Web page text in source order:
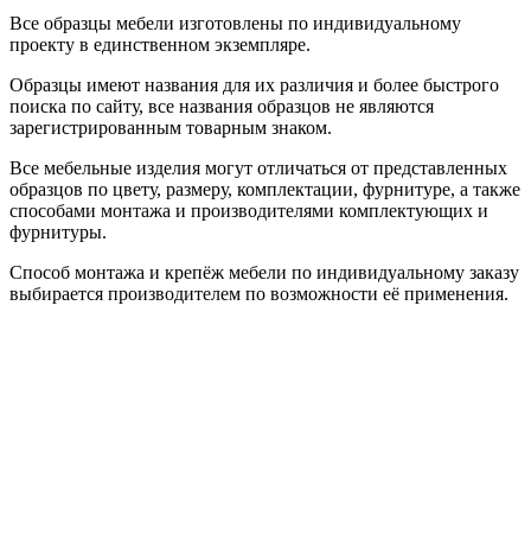
Все образцы мебели изготовлены по индивидуальному
проекту в единственном экземпляре.
Образцы имеют названия для их различия и более быстрого
поиска по сайту, все названия образцов не являются
зарегистрированным товарным знаком.
Все мебельные изделия могут отличаться от представленных
образцов по цвету, размеру, комплектации, фурнитуре, а также
способами монтажа и производителями комплектующих и
фурнитуры.
Способ монтажа и крепёж мебели по индивидуальному заказу
выбирается производителем по возможности её применения.